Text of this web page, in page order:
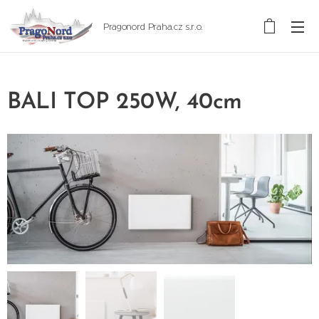
Pragonord Praha.cz s.r.o.
BALI TOP 250W, 40cm